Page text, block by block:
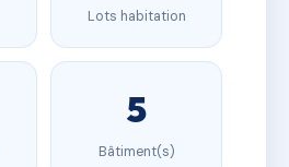
Lots habitation
5
Bâtiment(s)